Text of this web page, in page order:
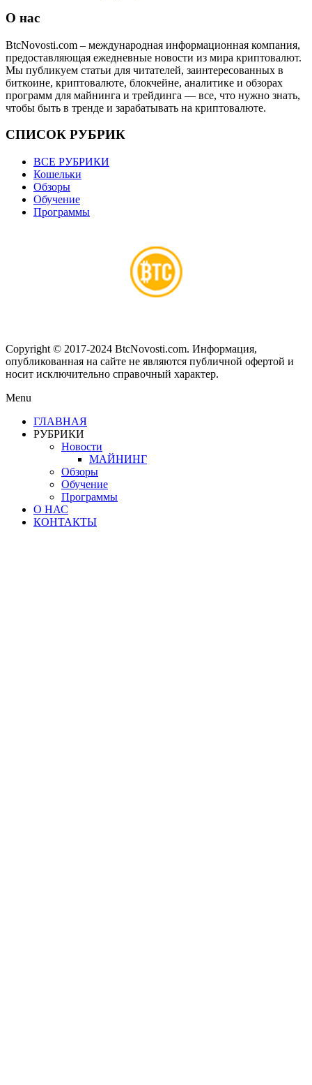
О нас
BtcNovosti.com – международная информационная компания,
предоставляющая ежедневные новости из мира криптовалют.
Мы публикуем статьи для читателей, заинтересованных в
биткоине, криптовалюте, блокчейне, аналитике и обзорах
программ для майнинга и трейдинга — все, что нужно знать,
чтобы быть в тренде и зарабатывать на криптовалюте.
СПИСОК РУБРИК
ВСЕ РУБРИКИ
Кошельки
Обзоры
Обучение
Программы
Copyright © 2017-2024 BtcNovosti.com. Информация,
опубликованная на сайте не являются публичной офертой и
носит исключительно справочный характер.
Menu
ГЛАВНАЯ
РУБРИКИ
Новости
МАЙНИНГ
Обзоры
Обучение
Программы
О НАС
КОНТАКТЫ